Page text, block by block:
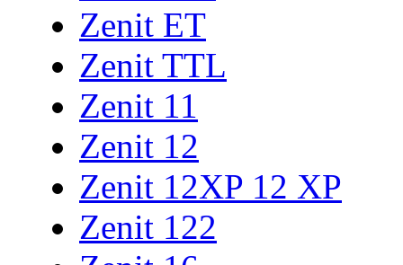
Zenit ET
Zenit TTL
Zenit 11
Zenit 12
Zenit 12XP 12 XP
Zenit 122